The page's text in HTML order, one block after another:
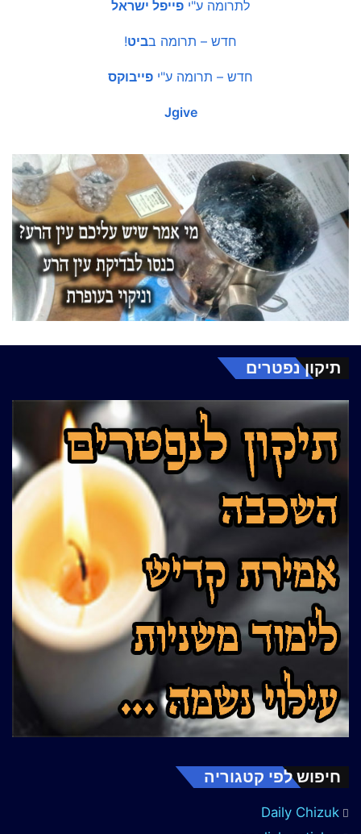
לתרומה ע"י פייפל ישראל
חדש – תרומה בביט!
חדש – תרומה ע"י פייבוקס
Jgive
תיקון נפטרים
חיפוש לפי קטגוריה
Daily Chizuk